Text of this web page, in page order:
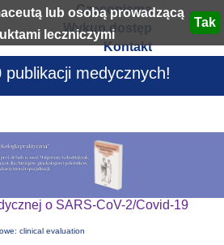
lub osobą prowadzącą
leczniczymi
Czasopisma
Wykup dostęp
Kontakt
publikacji medycznych!
o SARS-CoV-2/Covid-19
clinical evaluation